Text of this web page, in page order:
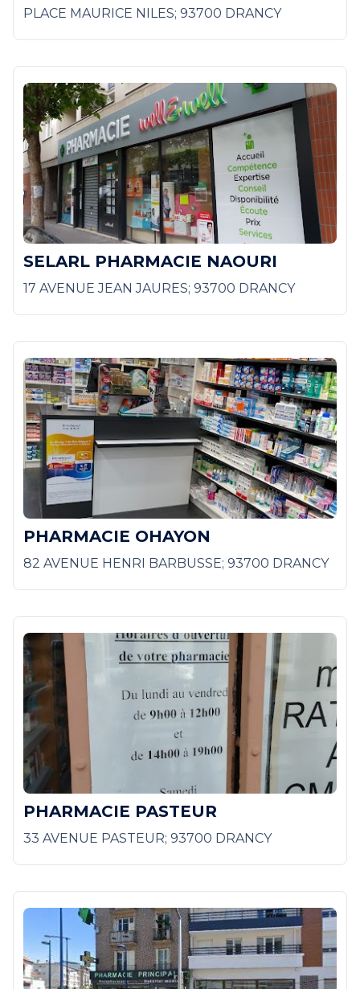
PLACE MAURICE NILES; 93700 DRANCY
SELARL PHARMACIE NAOURI
17 AVENUE JEAN JAURES; 93700 DRANCY
PHARMACIE OHAYON
82 AVENUE HENRI BARBUSSE; 93700 DRANCY
PHARMACIE PASTEUR
33 AVENUE PASTEUR; 93700 DRANCY